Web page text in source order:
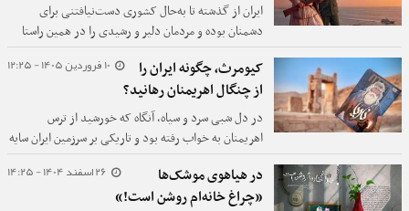
ایران از گذشته تا به‌حال کشوری دست‌نیافتنی برای
دشمنان بوده و مردمان دلیر و رشیدی را در همین راستا
فدا کرده است. از رئیسعلی دلواری تا شهید تنگسیری
جان‌فدایان این سرزمین هستند.
10 فروردین 1405 - 12:25
کیومرث، چگونه ایران را
از چنگال اهریمنان رهانید؟
در دل شبی سرد و سیاه، آنگاه که خورشید از ترس
اهریمنان به خواب رفته بود و تاریکی بر سرزمین ایران سایه
افکنده بود، افسانه‌ای کهن آغاز شد.
26 اسفند 1404 - 14:25
در هیاهوی موشک‌ها
«چراغ خانه‌ام روشن است!»